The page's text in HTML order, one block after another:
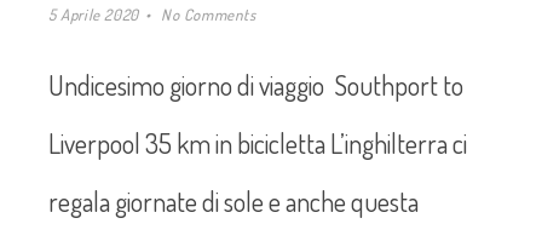
5 Aprile 2020 No Comments
Undicesimo giorno di viaggio Southport to
Liverpool 35 km in bicicletta L’inghilterra ci
regala giornate di sole e anche questa